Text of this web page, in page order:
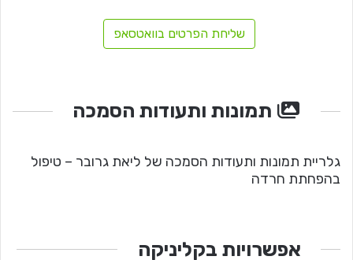
שליחת הפרטים בוואטסאפ
תמונות ותעודות הסמכה
גלריית תמונות ותעודות הסמכה של ליאת גרובר – טיפול
בהפחתת חרדה
אפשרויות בקליניקה